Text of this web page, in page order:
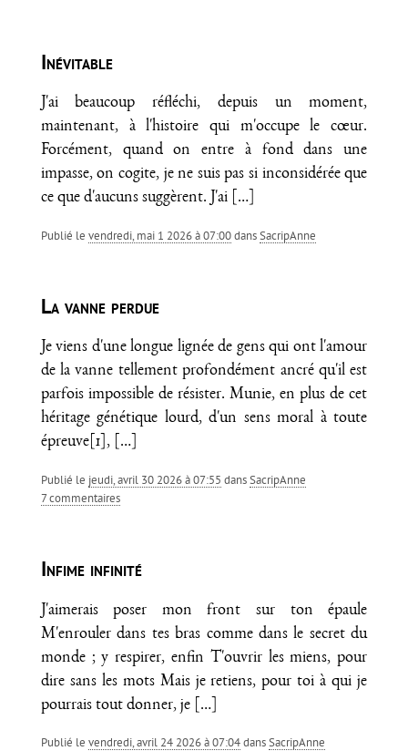
Inévitable
J'ai beaucoup réfléchi, depuis un moment,
maintenant, à l'histoire qui m'occupe le cœur.
Forcément, quand on entre à fond dans une
impasse, on cogite, je ne suis pas si inconsidérée que
ce que d'aucuns suggèrent. J'ai
[…]
Publié le vendredi, mai 1 2026 à 07:00dansSacripAnne
La vanne perdue
Je viens d'une longue lignée de gens qui ont l'amour
de la vanne tellement profondément ancré qu'il est
parfois impossible de résister. Munie, en plus de cet
héritage génétique lourd, d'un sens moral à toute
épreuve[1],
[…]
Publié le jeudi, avril 30 2026 à 07:55 dansSacripAnne
7 commentaires
Infime infinité
J'aimerais poser mon front sur ton épaule
M'enrouler dans tes bras comme dans le secret du
monde ; y respirer, enfin T'ouvrir les miens, pour
dire sans les mots Mais je retiens, pour toi à qui je
pourrais tout donner, je
[…]
Publié le vendredi, avril 24 2026 à 07:04dansSacripAnne